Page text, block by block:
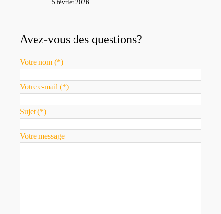
5 février 2026
Avez-vous des questions?
Votre nom (*)
Votre e-mail (*)
Sujet (*)
Votre message